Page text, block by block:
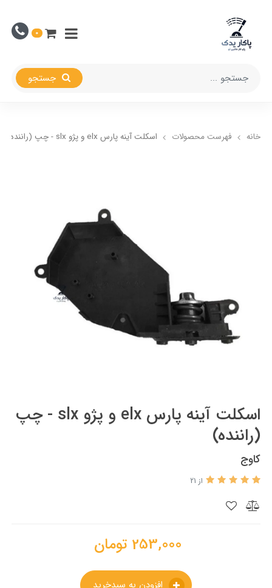
0
خانه فهرست محصولات اسکلت آینه پارس elx و پژو slx - چپ (راننده)
اسکلت آینه پارس elx و پژو slx - چپ
(راننده)
کاوج
از 21
253,000 تومان